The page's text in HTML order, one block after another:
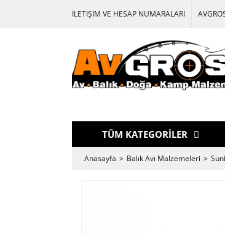
İLETİŞİM VE HESAP NUMARALARI
TÜM KATEGORİLER
Anasayfa Balık Avı Malzemeleri